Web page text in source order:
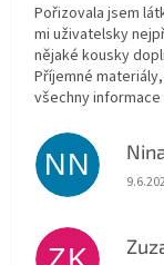
Pořizovala jsem
mi uživatelsky
nějaké kousky
Příjemné
všechny
NN